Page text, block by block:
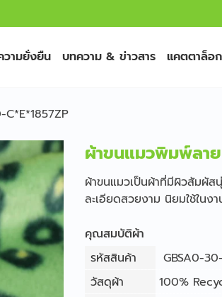
วามยั่งยืน บทความ & ข่าวสาร แคตตาล็อก
ผ้าขนแมวพิมพ์ลา
ผ้าขนแมวเป็นผ้าที่มีผิวสัมผั
ละเอียดสวยงาม นิยมใช้ใน
คุณสมบัติผ้า
รหัสสินค้า
GBSA0-
วัสดุผ้า
100%